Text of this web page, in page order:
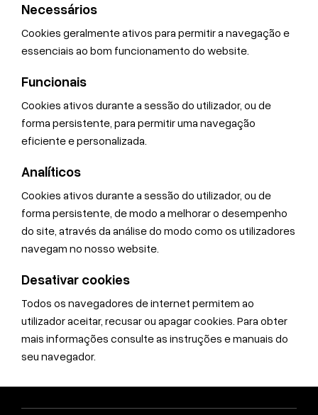
Necessários
Cookies geralmente ativos para permitir a navegação e
essenciais ao bom funcionamento do website.
Funcionais
Cookies ativos durante a sessão do utilizador, ou de
forma persistente, para permitir uma navegação
eficiente e personalizada.
Analíticos
Cookies ativos durante a sessão do utilizador, ou de
forma persistente, de modo a melhorar o desempenho
do site, através da análise do modo como os utilizadores
navegam no nosso website.
Desativar cookies
Todos os navegadores de internet permitem ao
utilizador aceitar, recusar ou apagar cookies. Para obter
mais informações consulte as instruções e manuais do
seu navegador.